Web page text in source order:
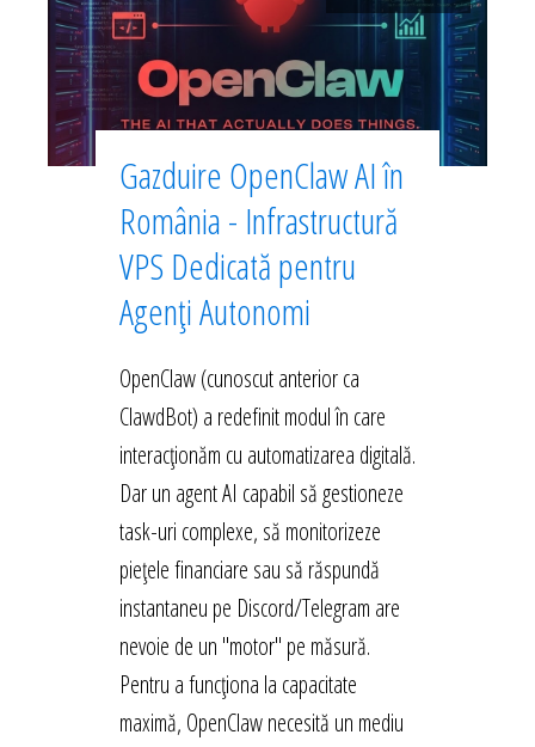
Gazduire OpenClaw AI în
România - Infrastructură
VPS Dedicată pentru
Agenți Autonomi
OpenClaw (cunoscut anterior ca
ClawdBot) a redefinit modul în care
interacționăm cu automatizarea digitală.
Dar un agent AI capabil să gestioneze
task-uri complexe, să monitorizeze
piețele financiare sau să răspundă
instantaneu pe Discord/Telegram are
nevoie de un "motor" pe măsură.
Pentru a funcționa la capacitate
maximă, OpenClaw necesită un mediu